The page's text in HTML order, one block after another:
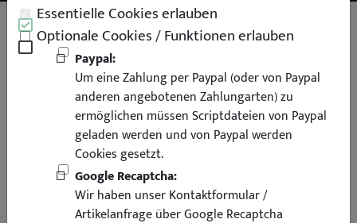
Funkfernbedienung mit
Handsender Fahrzeugspezifisch
Golf 3 Vento
Essentielle Cookies erlauben
Optionale Cookies / Funktionen erlauben
Paypal:
Um eine Zahlung per Paypal (oder von Paypal
anderen angebotenen Zahlungarten) zu
ermöglichen müssen Scriptdateien von Paypal
geladen werden und von Paypal werden
Cookies gesetzt.
Google Recaptcha:
Wir haben unser Kontaktformular /
Artikelanfrage über Google Recaptcha